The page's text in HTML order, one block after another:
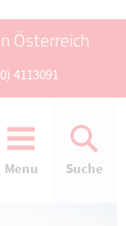
Österreich
4113091
Menu Suche